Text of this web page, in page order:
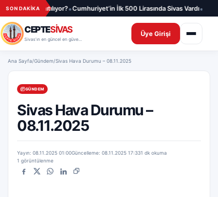
İçeriğe geç
SON DAKİKA
kadar tanıtılıyor?•Cumhuriyet’in İlk 500 Lirasında Sivas Vardı•
CEPTESİVAS Üye Girişi
Ana Sayfa/Gündem/Sivas Hava Durumu – 08.11.2025
GÜNDEM
Sivas Hava Durumu –
08.11.2025
Yayın: 08.11.2025 01:00Güncelleme: 08.11.2025 17:331 dk okuma
1 görüntülenme
Facebook
X WhatsApp
LinkedInBağlantıyı kopyala